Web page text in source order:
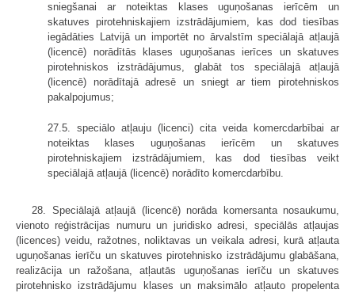
sniegšanai ar noteiktas klases uguņošanas ierīcēm un
skatuves pirotehniskajiem izstrādājumiem, kas dod tiesības
iegādāties Latvijā un importēt no ārvalstīm speciālajā atļaujā
(licencē) norādītās klases uguņošanas ierīces un skatuves
pirotehniskos izstrādājumus, glabāt tos speciālajā atļaujā
(licencē) norādītajā adresē un sniegt ar tiem pirotehniskos
pakalpojumus;
27.5. speciālo atļauju (licenci) cita veida komercdarbībai ar
noteiktas klases uguņošanas ierīcēm un skatuves
pirotehniskajiem izstrādājumiem, kas dod tiesības veikt
speciālajā atļaujā (licencē) norādīto komercdarbību.
28. Speciālajā atļaujā (licencē) norāda komersanta nosaukumu,
vienoto reģistrācijas numuru un juridisko adresi, speciālās atļaujas
(licences) veidu, ražotnes, noliktavas un veikala adresi, kurā atļauta
uguņošanas ierīču un skatuves pirotehnisko izstrādājumu glabāšana,
realizācija un ražošana, atļautās uguņošanas ierīču un skatuves
pirotehnisko izstrādājumu klases un maksimālo atļauto propelenta